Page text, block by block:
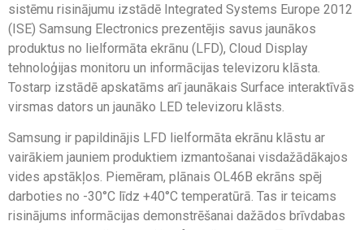
sistēmu risinājumu izstādē Integrated Systems Europe 2012
(ISE) Samsung Electronics prezentējis savus jaunākos
produktus no lielformāta ekrānu (LFD), Cloud Display
tehnoloģijas monitoru un informācijas televizoru klāsta.
Tostarp izstādē apskatāms arī jaunākais Surface interaktīvās
virsmas dators un jaunāko LED televizoru klāsts.
Samsung ir papildinājis LFD lielformāta ekrānu klāstu ar
vairākiem jauniem produktiem izmantošanai visdažādākajos
vides apstākļos. Piemēram, plānais OL46B ekrāns spēj
darboties no -30°C līdz +40°C temperatūrā. Tas ir teicams
risinājums informācijas demonstrēšanai dažādos brīvdabas